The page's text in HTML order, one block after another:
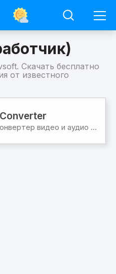
Скачать бесплатно
от известного
Бесплатный конвертер видео и аудио в любой формат